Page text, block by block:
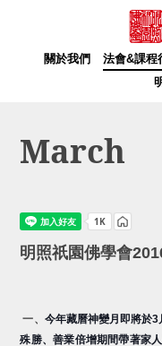
關於我們 法會&課程
March
明照祇園佛學會
一、 今年藏曆神變月即將於
殊勝、善業倍增期間帶著家